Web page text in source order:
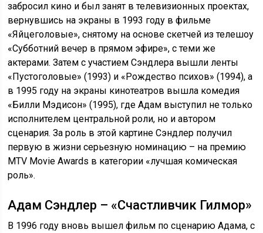
забросил кино и был занят в телевизионных проектах,
вернувшись на экраны в 1993 году в фильме
«Яйцеголовые», снятому на основе скетчей из телешоу
«Субботний вечер в прямом эфире», с теми же
актерами. Затем с участием Сэндлера вышли ленты
«Пустоголовые» (1993) и «Рождество психов» (1994), а
в 1995 году на экраны кинотеатров вышла комедия
«Билли Мэдисон» (1995), где Адам выступил не только
исполнителем центральной роли, но и автором
сценария. За роль в этой картине Сэндлер получил
первую в жизни серьезную номинацию – на премию
MTV Movie Awards в категории «лучшая комическая
роль».
Адам Сэндлер – «Счастливчик Гилмор»
В 1996 году вновь вышел фильм по сценарию Адама, с